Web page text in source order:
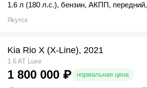
1.6 л (180 л.с.), бензин, АКПП, передний,
Якутск
Kia Rio X (X-Line), 2021
1.6 AT Luxe
1 800 000 ₽ нормальная цена